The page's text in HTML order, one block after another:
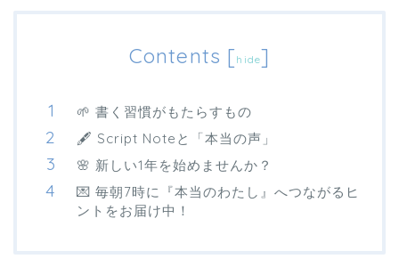
Contents [ hide]
🌱 書く習慣がもたらすもの
🖋️ Script Noteと「本当の声」
🌸 新しい1年を始めませんか？
💌 毎朝7時に『本当のわたし』へつながるヒ
ントをお届け中！